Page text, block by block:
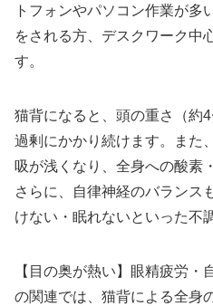
トフォンやパソコン作業が多
をされる方、デスクワーク中
す。
猫背になると、頭の重さ（約
過剰にかかり続けます。また
吸が浅くなり、全身への酸素
さらに、自律神経のバランス
けない・眠れないといった不
【目の奥が熱い】眼精疲労・
の関連では、猫背による全身